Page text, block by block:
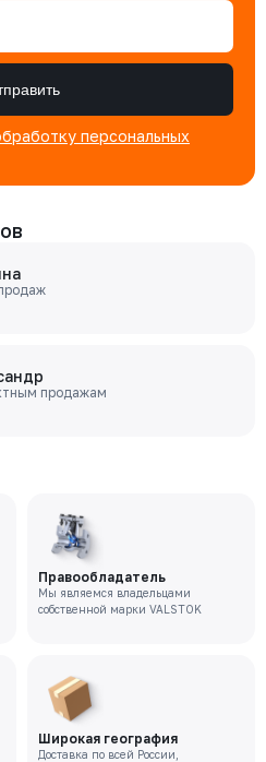
персональных
продажам
Правообладатель
Мы являемся владельцами
собственной марки VALSTOK
Широкая география
Доставка по всей России,